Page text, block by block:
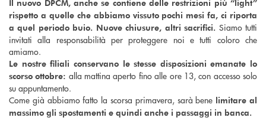
Il nuovo DPCM, anche se contiene delle restrizioni più “light”
rispetto a quelle che abbiamo vissuto pochi mesi fa, ci riporta
a quel periodo buio. Nuove chiusure, altri sacrifici. Siamo tutti
invitati alla responsabilità per proteggere noi e tutti coloro che
amiamo.
Le nostre filiali conservano le stesse disposizioni emanate lo
scorso ottobre: alla mattina aperto fino alle ore 13, con accesso solo
su appuntamento.
Come già abbiamo fatto la scorsa primavera, sarà bene limitare al
massimo gli spostamenti e quindi anche i passaggi in banca.